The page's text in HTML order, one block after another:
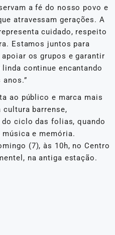
a fé do nosso povo e
atravessam gerações. A
cuidado, respeito
Estamos juntos para
os grupos e garantir
continue encantando
ao público e marca mais
cultura barrense,
ciclo das folias, quando
música e memória.
(7), às 10h, no Centro
na antiga estação.